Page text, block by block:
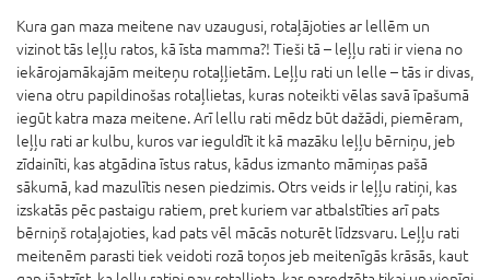
Kura gan maza meitene nav uzaugusi, rotaļājoties ar lellēm un
vizinot tās leļļu ratos, kā īsta mamma?! Tieši tā – leļļu rati ir viena no
iekārojamākajām meiteņu rotaļļietām. Leļļu rati un lelle – tās ir divas,
viena otru papildinošas rotaļlietas, kuras noteikti vēlas savā īpašumā
iegūt katra maza meitene. Arī lellu rati mēdz būt dažādi, piemēram,
leļļu rati ar kulbu, kuros var ieguldīt it kā mazāku leļļu bērniņu, jeb
zīdainīti, kas atgādina īstus ratus, kādus izmanto māmiņas pašā
sākumā, kad mazulītis nesen piedzimis. Otrs veids ir leļļu ratiņi, kas
izskatās pēc pastaigu ratiem, pret kuriem var atbalstīties arī pats
bērniņš rotaļajoties, kad pats vēl mācās noturēt līdzsvaru. Leļļu rati
meitenēm parasti tiek veidoti rozā toņos jeb meitenīgās krāsās, kaut